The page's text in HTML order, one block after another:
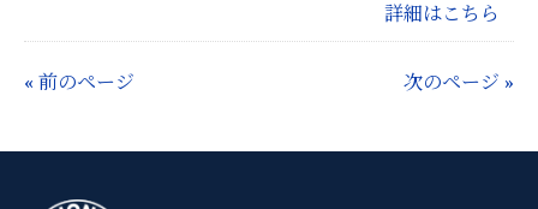
詳細はこちら
« 前のページ 次のページ »